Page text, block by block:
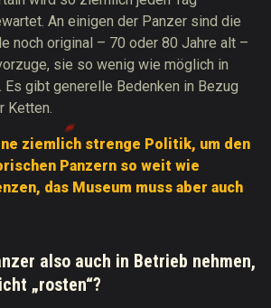
An einigen der Panzer sind die
noch original – 70 oder 80 Jahre alt –
sie so wenig wie möglich in
Es gibt generelle Bedenken in Bezug
Ketten.
ziemlich strenge Politik, um den
Panzern so weit wie
das Museum muss aber auch
also auch in Betrieb nehmen,
„rosten“?